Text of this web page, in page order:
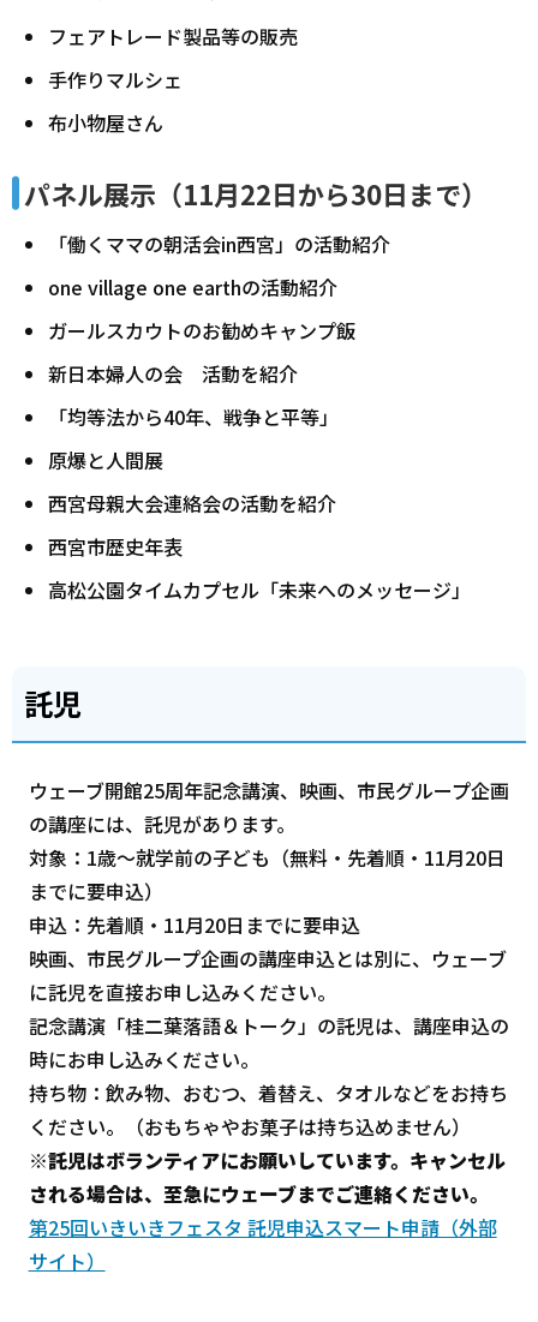
フェアトレード製品等の販売
手作りマルシェ
布小物屋さん
パネル展示（11月22日から30日まで）
「働くママの朝活会in西宮」の活動紹介
one village one earthの活動紹介
ガールスカウトのお勧めキャンプ飯
新日本婦人の会 活動を紹介
「均等法から40年、戦争と平等」
原爆と人間展
西宮母親大会連絡会の活動を紹介
西宮市歴史年表
高松公園タイムカプセル「未来へのメッセージ」
託児
ウェーブ開館25周年記念講演、映画、市民グループ企画
の講座には、託児があります。
対象：1歳～就学前の子ども（無料・先着順・11月20日
までに要申込）
申込：先着順・11月20日までに要申込
映画、市民グループ企画の講座申込とは別に、ウェーブ
に託児を直接お申し込みください。
記念講演「桂二葉落語＆トーク」の託児は、講座申込の
時にお申し込みください。
持ち物：飲み物、おむつ、着替え、タオルなどをお持ち
ください。（おもちゃやお菓子は持ち込めません）
※託児はボランティアにお願いしています。キャンセル
される場合は、至急にウェーブまでご連絡ください。
第25回いきいきフェスタ 託児申込スマート申請（外部
サイト）